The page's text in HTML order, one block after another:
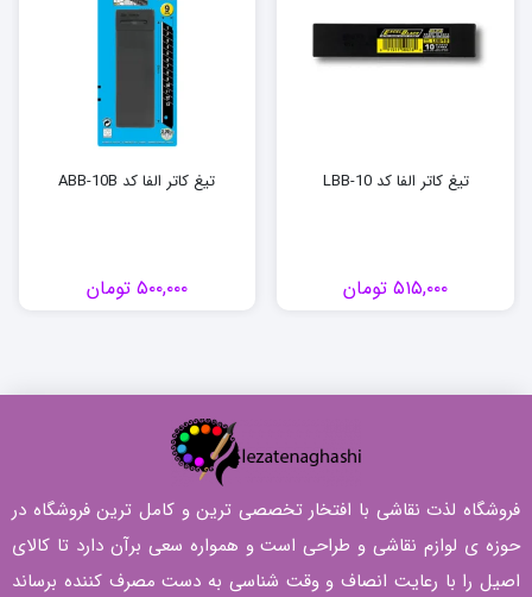
تیغ کاتر الفا کد LBB-10
۵۱۵,۰۰۰ تومان
تیغ کاتر الفا کد ABB-10B
۵۰۰,۰۰۰ تومان
فروشگاه لذت نقاشی با افتخار تخصصی ترین و کامل ترین فروشگاه در
حوزه ی لوازم نقاشی و طراحی است و همواره سعی برآن دارد تا کالای
اصیل را با رعایت انصاف و وقت شناسی به دست مصرف کننده برساند